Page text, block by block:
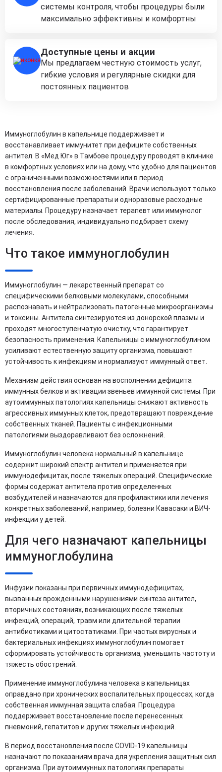
системы контроля, чтобы процедуры были
максимально эффективны и комфортны
Доступные цены и акции
Мы предлагаем честную стоимость услуг,
гибкие условия и регулярные скидки для
постоянных пациентов
Иммуноглобулин в капельнице поддерживает и
восстанавливает иммунитет при дефиците собственных
антител. В «Мед Юг» в Тамбове процедуру проводят в клинике
в комфортных условиях или на дому, что удобно для пациентов
с ограниченными возможностями или в период
восстановления после заболеваний. Врачи используют только
сертифицированные препараты и одноразовые расходные
материалы. Процедуру назначает терапевт или иммунолог
после обследования, индивидуально подбирает схему
лечения.
Что такое иммуноглобулин
Иммуноглобулин — лекарственный препарат со
специфическими белковыми молекулами, способными
распознавать и нейтрализовать патогенные микроорганизмы
и токсины. Антитела синтезируются из донорской плазмы и
проходят многоступенчатую очистку, что гарантирует
безопасность применения. Капельницы с иммуноглобулином
усиливают естественную защиту организма, повышают
устойчивость к инфекциям и нормализуют иммунный ответ.
Механизм действия основан на восполнении дефицита
иммунных белков и активации звеньев иммунной системы. При
аутоиммунных патологиях капельницы снижают активность
агрессивных иммунных клеток, предотвращают повреждение
собственных тканей. Пациенты с инфекционными
патологиями выздоравливают без осложнений.
Иммуноглобулин человека нормальный в капельнице
содержит широкий спектр антител и применяется при
иммунодефицитах, после тяжелых операций. Специфические
формы содержат антитела против определенных
возбудителей и назначаются для профилактики или лечения
конкретных заболеваний, например, болезни Кавасаки и ВИЧ-
инфекции у детей.
Для чего назначают капельницы
иммуноглобулина
Инфузии показаны при первичных иммунодефицитах,
вызванных врожденными нарушениями синтеза антител,
вторичных состояниях, возникающих после тяжелых
инфекций, операций, травм или длительной терапии
антибиотиками и цитостатиками. При частых вирусных и
бактериальных инфекциях иммуноглобулин помогает
сформировать устойчивость организма, уменьшить частоту и
тяжесть обострений.
Применение иммуноглобулина человека в капельницах
оправдано при хронических воспалительных процессах, когда
собственная иммунная защита слабая. Процедура
поддерживает восстановление после перенесенных
пневмоний, гепатитов и других тяжелых инфекций.
В период восстановления после COVID-19 капельницы
назначают по показаниям врача для укрепления защитных сил
организма. При аутоиммунных патологиях препараты